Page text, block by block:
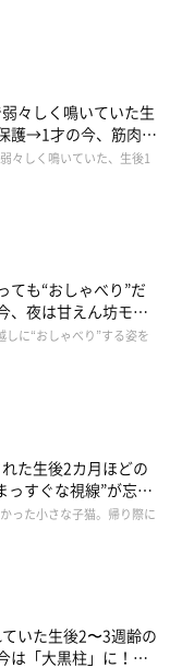
幸せの音♡」「てん
っくりです。(笑)」
一瞬おならかと思い
だ…電車でおっさん
した。
々しく鳴いていた生
護→1才の今、筋肉質
長
々しく鳴いていた、生後1
ても“おしゃべり”だ
、夜は甘えん坊モー
に“おしゃべり”する姿を
た生後2カ月ほどの
すぐな視線”が忘れ
に
った小さな子猫。帰り際に
いた生後2〜3週齢の
は「大黒柱」に！